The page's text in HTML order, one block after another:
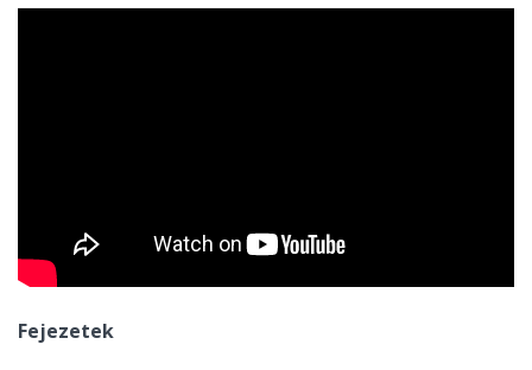
Fejezetek